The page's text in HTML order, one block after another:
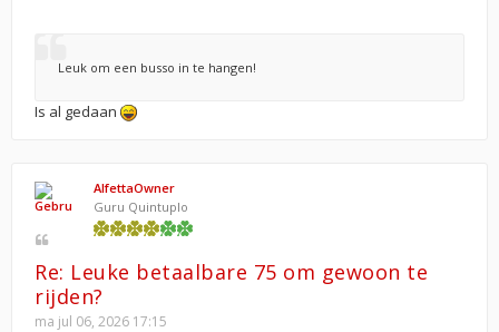
Leuk om een busso in te hangen!
Is al gedaan
AlfettaOwner
Guru Quintuplo
Re: Leuke betaalbare 75 om gewoon te
rijden?
ma jul 06, 2026 17:15